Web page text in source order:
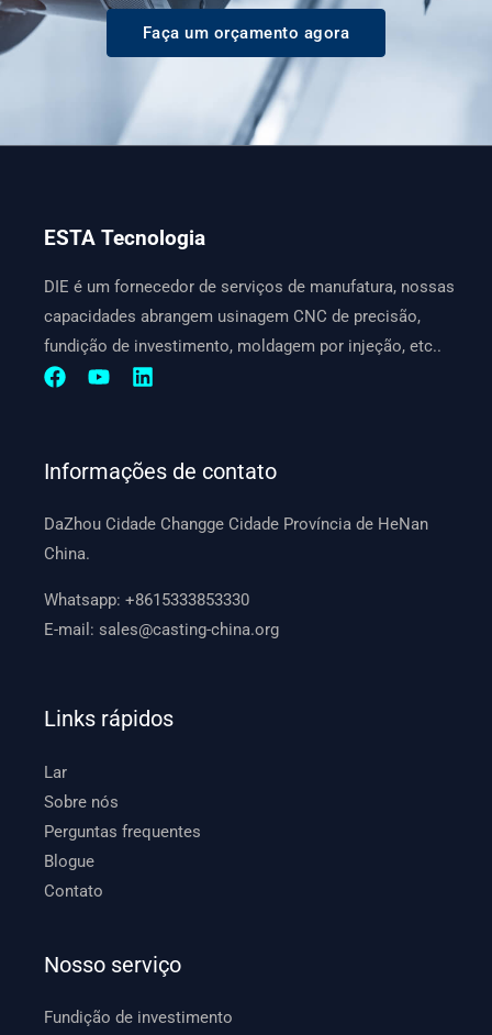
Faça um orçamento agora
ESTA Tecnologia
DIE é um fornecedor de serviços de manufatura, nossas
capacidades abrangem usinagem CNC de precisão,
fundição de investimento, moldagem por injeção, etc..
Informações de contato
DaZhou Cidade Changge Cidade Província de HeNan
China.
Whatsapp:+8615333853330
E-mail:sales@casting-china.org
Links rápidos
Lar
Sobre nós
Perguntas frequentes
Blogue
Contato
Nosso serviço
Fundição de investimento